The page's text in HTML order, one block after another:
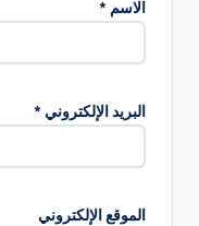
الاسم *
البريد الإلكتروني *
الموقع الإلكتروني